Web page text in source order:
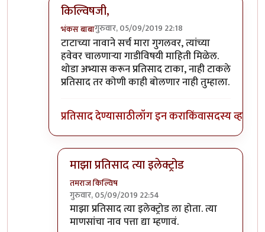
किल्विषजी,
भंकस बाबागुरुवार, 05/09/2019 22:18
In reply toकिल्विषजी,byभंकस बाबा
टाटाच्या नावाने सर्च मारा गुगलवर, त्यांच्या
हवेवर चालणाऱ्या गाडीविषयी माहिती मिळेल.
थोडा अभ्यास करून प्रतिसाद टाका, नाही टाकले
प्रतिसाद तर कोणी काही बोलणार नाही तुम्हाला.
प्रतिसाद देण्यासाठीलॉग इन कराकिंवासदस्य व्हा
माझा प्रतिसाद त्या इलेक्ट्रोड
तमराज किल्विष
गुरुवार, 05/09/2019 22:54
In reply toकिल्विषजी,byभंकस बाबा
माझा प्रतिसाद त्या इलेक्ट्रोड ला होता. त्या
माणसांचा नाव पत्ता द्या म्हणावं.